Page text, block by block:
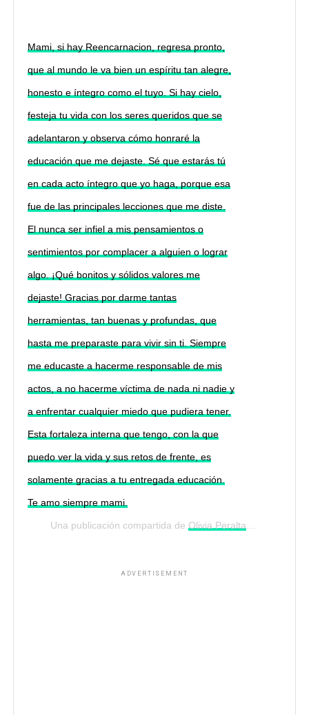
Mami, si hay Reencarnacion, regresa pronto,
que al mundo le va bien un espíritu tan alegre,
honesto e íntegro como el tuyo. Si hay cielo,
festeja tu vida con los seres queridos que se
adelantaron y observa cómo honraré la
educación que me dejaste. Sé que estarás tú
en cada acto íntegro que yo haga, porque esa
fue de las principales lecciones que me diste.
El nunca ser infiel a mis pensamientos o
sentimientos por complacer a alguien o lograr
algo. ¡Qué bonitos y sólidos valores me
dejaste! Gracias por darme tantas
herramientas, tan buenas y profundas, que
hasta me preparaste para vivir sin ti. Siempre
me educaste a hacerme responsable de mis
actos, a no hacerme víctima de nada ni nadie y
a enfrentar cualquier miedo que pudiera tener.
Esta fortaleza interna que tengo, con la que
puedo ver la vida y sus retos de frente, es
solamente gracias a tu entregada educación.
Te amo siempre mami.
Una publicación compartida de Olivia Peralta
ADVERTISEMENT